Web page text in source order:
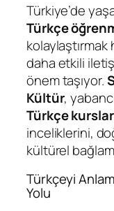
Türkiye’de
Türkçe
daha etkili
önem taşıyor.
Kültür,
Türkçe
inceliklerini,
kültürel
Türkçeyi
Yolu